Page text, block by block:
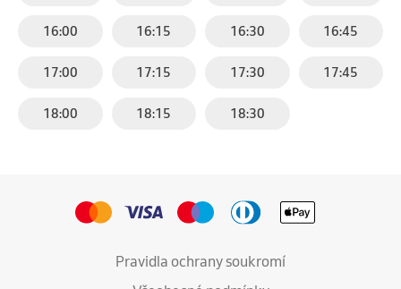
16:00 16:15 16:30 16:45
17:00 17:15 17:30 17:45
18:00 18:15 18:30
Pravidla ochrany soukromí